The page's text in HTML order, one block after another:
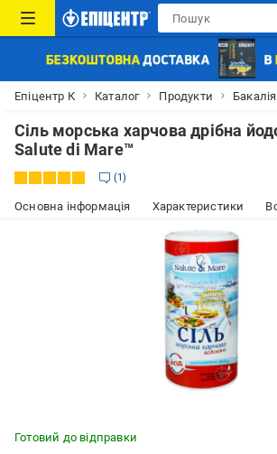
Епіцентр К Каталог Продукти
Сіль морська харчова дрібна
Salute di Mare™
1
Основна інформація Характеристики
Готовий до відправки